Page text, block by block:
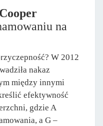
na
W 2012
nakaz
między innymi
efektywność
gdzie A
a G –